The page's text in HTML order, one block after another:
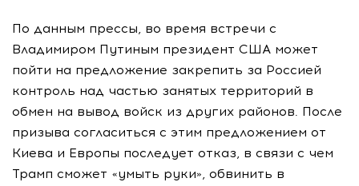
По данным прессы, во время встречи с
Владимиром Путиным президент США может
пойти на предложение закрепить за Россией
контроль над частью занятых территорий в
обмен на вывод войск из других районов. После
призыва согласиться с этим предложением от
Киева и Европы последует отказ, в связи с чем
Трамп сможет «умыть руки», обвинить в